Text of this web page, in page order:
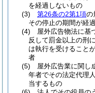
を経過しないもの
(3)
第26条の2第1項の
その停止の期間が経
(4)
屋外広告物法に基
反して罰金以上の刑
は執行を受けること
者
(5)
屋外広告業に関し
年者でその法定代理
当するもの